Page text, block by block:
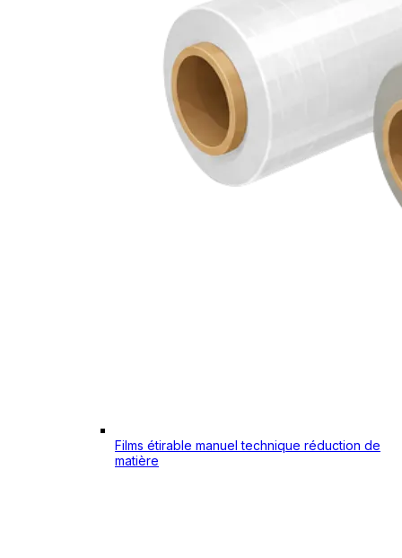
Films étirable manuel technique réduction de
matière